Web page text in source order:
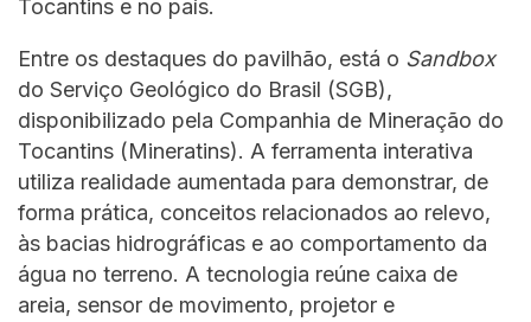
Tocantins e no país.
Entre os destaques do pavilhão, está o Sandbox
do Serviço Geológico do Brasil (SGB),
disponibilizado pela Companhia de Mineração do
Tocantins (Mineratins). A ferramenta interativa
utiliza realidade aumentada para demonstrar, de
forma prática, conceitos relacionados ao relevo,
às bacias hidrográficas e ao comportamento da
água no terreno. A tecnologia reúne caixa de
areia, sensor de movimento, projetor e